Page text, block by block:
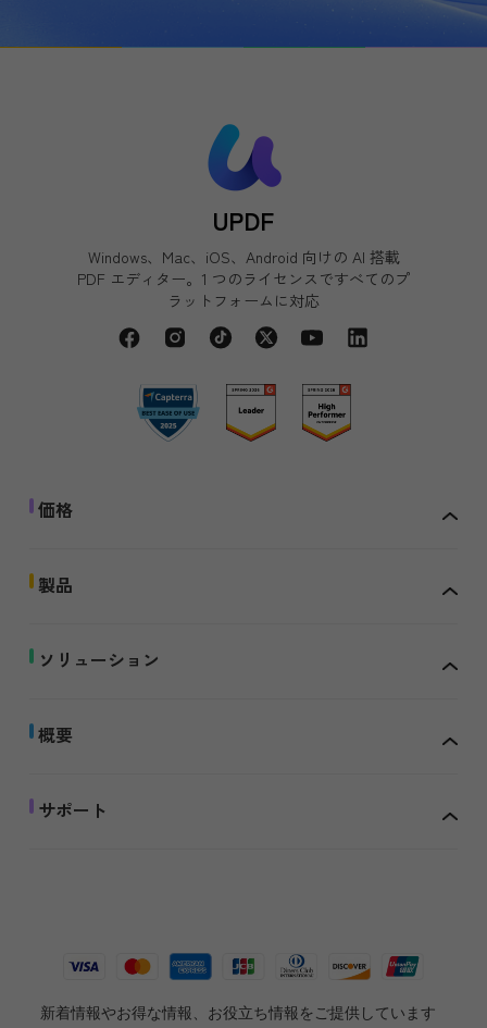
UPDF
Windows、Mac、iOS、Android 向けの AI 搭載
PDF エディター。1 つのライセンスですべてのプ
ラットフォームに対応
価格
製品
ソリューション
概要
サポート
新着情報やお得な情報、お役立ち情報をご提供しています